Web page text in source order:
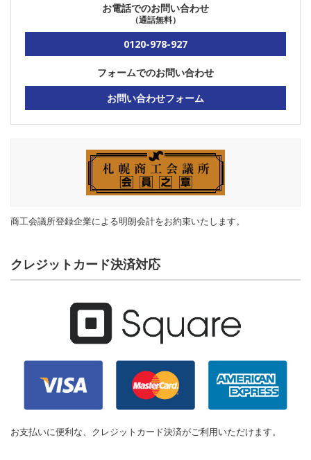
お電話でのお問い合わせ
（通話無料）
0120-978-927
フォームでのお問い合わせ
お問い合わせフォーム
商工会議所登録企業による明朗会計をお約束いたします。
クレジットカード決済対応
お支払いに便利な、クレジットカード決済がご利用いただけます。